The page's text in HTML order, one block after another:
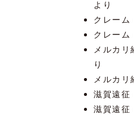
より
クレーム
クレーム
メルカリ
り
メルカリ
滋賀遠征
滋賀遠征